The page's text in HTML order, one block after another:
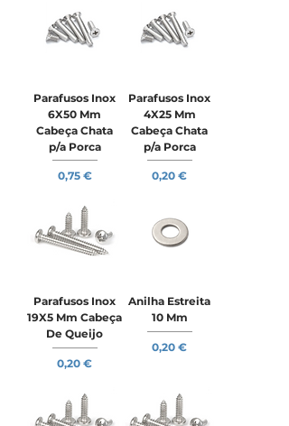
Parafusos Inox
6X50 Mm
Cabeça Chata
p/a Porca
Preço
0,75 €
Parafusos Inox
4X25 Mm
Cabeça Chata
p/a Porca
Preço
0,20 €
Parafusos Inox
19X5 Mm Cabeça
De Queijo
Preço
0,20 €
Anilha Estreita
10 Mm
Preço
0,20 €